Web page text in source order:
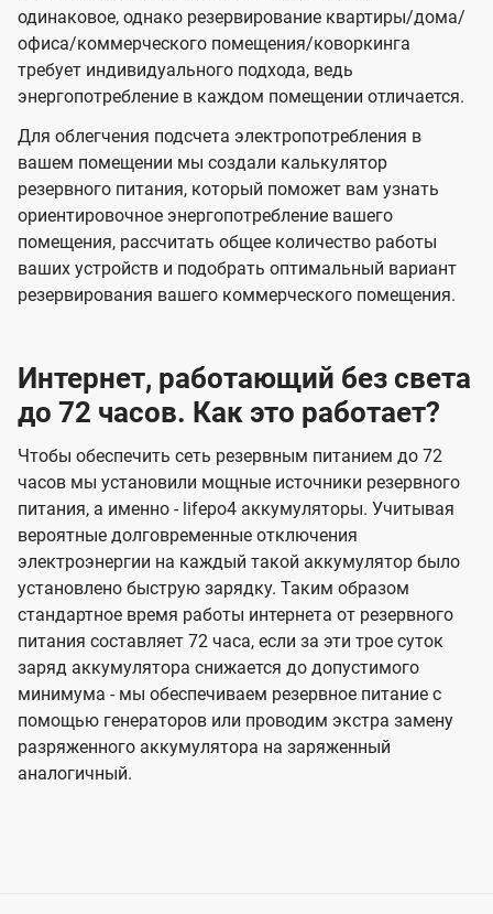
одинаковое, однако резервирование квартиры/дома/
офиса/коммерческого помещения/коворкинга
требует индивидуального подхода, ведь
энергопотребление в каждом помещении отличается.
Для облегчения подсчета электропотребления в
вашем помещении мы создали калькулятор
резервного питания, который поможет вам узнать
ориентировочное энергопотребление вашего
помещения, рассчитать общее количество работы
ваших устройств и подобрать оптимальный вариант
резервирования вашего коммерческого помещения.
Интернет, работающий без света
до 72 часов. Как это работает?
Чтобы обеспечить сеть резервным питанием до 72
часов мы установили мощные источники резервного
питания, а именно - lifepo4 аккумуляторы. Учитывая
вероятные долговременные отключения
электроэнергии на каждый такой аккумулятор было
установлено быструю зарядку. Таким образом
стандартное время работы интернета от резервного
питания составляет 72 часа, если за эти трое суток
заряд аккумулятора снижается до допустимого
минимума - мы обеспечиваем резервное питание с
помощью генераторов или проводим экстра замену
разряженного аккумулятора на заряженный
аналогичный.